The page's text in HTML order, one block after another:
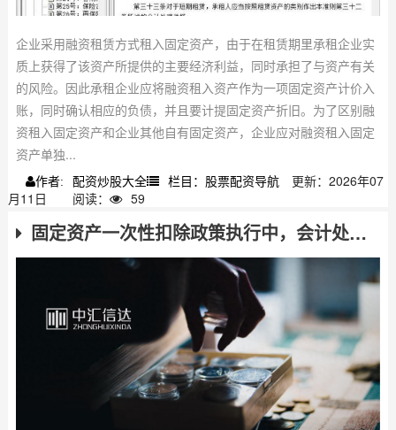
企业采用融资租赁方式租入固定资产，由于在租赁期里承租企业实
质上获得了该资产所提供的主要经济利益，同时承担了与资产有关
的风险。因此承租企业应将融资租入资产作为一项固定资产计价入
账，同时确认相应的负债，并且要计提固定资产折旧。为了区别融
资租入固定资产和企业其他自有固定资产，企业应对融资租入固定
资产单独...
作者: 配资炒股大全 栏目：股票配资导航
更新：2026年07
月11日
阅读： 59
固定资产一次性扣除政策执行中，会计处理不规范的三大错法